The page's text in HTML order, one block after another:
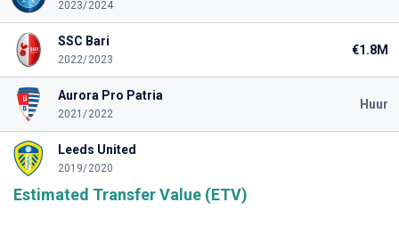
2023/2024
SSC Bari
2022/2023
€1.8M
Aurora Pro Patria
2021/2022
Huur
Leeds United
2019/2020
Estimated Transfer Value (ETV)